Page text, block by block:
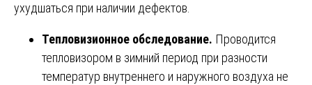
ухудшаться при наличии дефектов.
Тепловизионное обследование. Проводится
тепловизором в зимний период при разности
температур внутреннего и наружного воздуха не